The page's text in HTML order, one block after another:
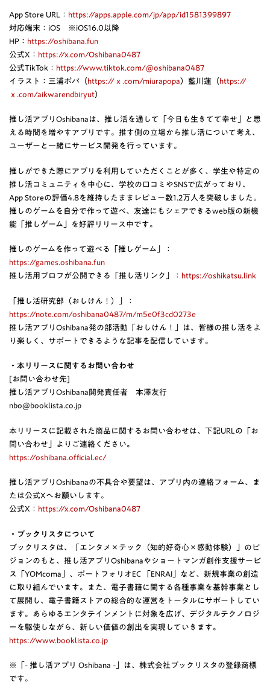
App Store URL： https://apps.apple.com/jp/app/id1581399897
対応端末：iOS ※iOS16.0以降
HP： https://oshibana.fun
公式X： https://x.com/Oshibana0487
公式TikTok： https://www.tiktok.com/@oshibana0487
イラスト：三浦ポパ（https://ｘ.com/miurapopa）藍川蓮（https://
ｘ.com/aikwarendbiryut）
推し活アプリOshibanaは、推し活を通して「今日も生きてて幸せ」と思
える時間を増やすアプリです。推す側の立場から推し活について考え、
ユーザーと一緒にサービス開発を行っています。
推しができた際にアプリを利用していただくことが多く、学生や特定の
推し活コミュニティを中心に、学校の口コミやSNSで広がっており、
App Storeの評価4.8を維持したままレビュー数1.2万人を突破しました。
推しのゲームを自分で作って遊べ、友達にもシェアできるweb版の新機
能「推しゲーム」を好評リリース中です。
推しのゲームを作って遊べる「推しゲーム」：
https://games.oshibana.fun
推し活用プロフが公開できる「推し活リンク」： https://oshikatsu.link
「推し活研究部（おしけん！）」：
https://note.com/oshibana0487/m/m5e0f3cd0273e
推し活アプリOshibana発の部活動「おしけん！」は、皆様の推し活をよ
り楽しく、サポートできるような記事を配信しています。
・本リリースに関するお問い合わせ
[お問い合わせ先]
推し活アプリOshibana開発責任者 本澤友行
nbo@booklista.co.jp
本リリースに記載された商品に関するお問い合わせは、下記URLの「お
問い合わせ」よりご連絡ください。
https://oshibana.official.ec/
推し活アプリOshibanaの不具合や要望は、アプリ内の連絡フォーム、ま
たは公式Xへお願いします。
公式X： https://x.com/Oshibana0487
・ブックリスタについて
ブックリスタは、「エンタメ×テック（知的好奇心×感動体験）」のビ
ジョンのもと、推し活アプリOshibanaやショートマンガ創作支援サービ
ス「YOMcoma」、ポートフォリオEC 「ENRAI」など、新規事業の創造
に取り組んでいます。また、電子書籍に関する各種事業を基幹事業とし
て展開し、電子書籍ストアの総合的な運営をトータルにサポートしてい
ます。あらゆるエンタテインメントに対象を広げ、デジタルテクノロジ
ーを駆使しながら、新しい価値の創出を実現していきます。
https://www.booklista.co.jp
※「- 推し活アプリ Oshibana -」は、株式会社ブックリスタの登録商標
です。